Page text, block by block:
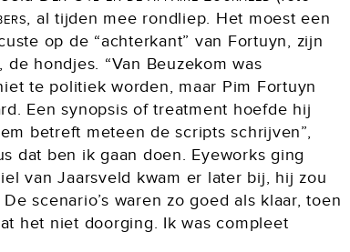
, al tijden mee rondliep. Het moest een
op de “achterkant” van Fortuyn, zijn
hondjes. “Van Beuzekom was
te politiek worden, maar Pim Fortuyn
Een synopsis of treatment hoefde hij
betreft meteen de scripts schrijven”,
dat ben ik gaan doen. Eyeworks ging
van Jaarsveld kwam er later bij, hij zou
scenario’s waren zo goed als klaar, toen
het niet doorging. Ik was compleet